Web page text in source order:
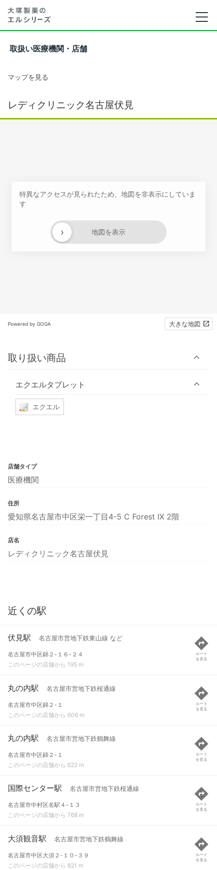
取扱い医療機関・店舗
マップを見る
レディクリニック名古屋伏見
特異なアクセスが見られたため、地図を非表示にしていま
す
地図を表示
›
Powered by GOGA 大きな地図
取り扱い商品
エクエルタブレット
エクエル
店舗タイプ
医療機関
住所
愛知県名古屋市中区栄一丁目4-5 C Forest IX 2階
店名
レディクリニック名古屋伏見
近くの駅
伏見駅 名古屋市営地下鉄東山線 など
名古屋市中区錦２-１６-２４
このページの店舗から 195 m
ルート
を見る
丸の内駅 名古屋市営地下鉄桜通線
名古屋市中区錦２-１
このページの店舗から 606 m
ルート
を見る
丸の内駅 名古屋市営地下鉄鶴舞線
名古屋市中区錦２-１
このページの店舗から 622 m
ルート
を見る
国際センター駅 名古屋市営地下鉄桜通線
名古屋市中村区名駅４-１３
このページの店舗から 768 m
ルート
を見る
大須観音駅 名古屋市営地下鉄鶴舞線
名古屋市中区大須２-１０-３９
このページの店舗から 821 m
ルート
を見る